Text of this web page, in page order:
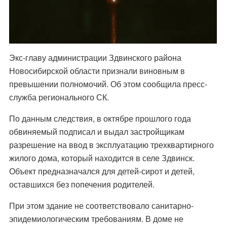
Экс-главу администрации Здвинского района
Новосибирской области признали виновным в
превышении полномочий. Об этом сообщила пресс-
служба регионального СК.
По данным следствия, в октябре прошлого года
обвиняемый подписал и выдал застройщикам
разрешение на ввод в эксплуатацию трехквартирного
жилого дома, который находится в селе Здвинск.
Объект предназначался для детей-сирот и детей,
оставшихся без попечения родителей.
При этом здание не соответствовало санитарно-
эпидемиологическим требованиям. В доме не